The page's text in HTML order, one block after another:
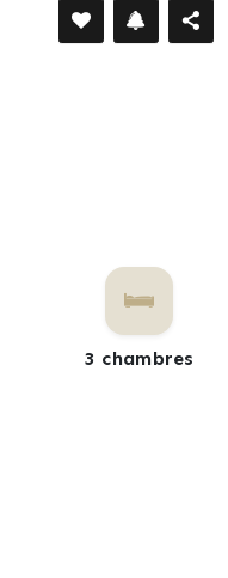
3 chambres